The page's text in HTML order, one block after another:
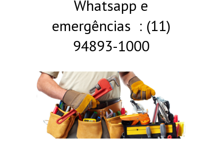
Whatsapp e
emergências : (11)
94893-1000